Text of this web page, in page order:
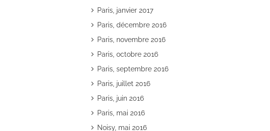
Paris, janvier 2017
Paris, décembre 2016
Paris, novembre 2016
Paris, octobre 2016
Paris, septembre 2016
Paris, juillet 2016
Paris, juin 2016
Paris, mai 2016
Noisy, mai 2016